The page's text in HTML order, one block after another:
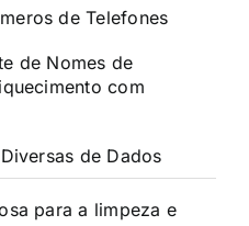
de Telefones
de Nomes de
com
de Dados
para a limpeza e